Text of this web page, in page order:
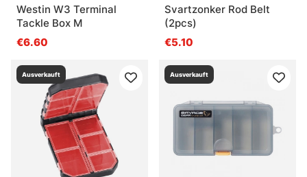
Westin W3 Terminal
Tackle Box M
€6.60
Svartzonker Rod Belt
(2pcs)
€5.10
Ausverkauft Ausverkauft